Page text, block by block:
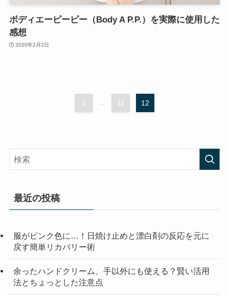
ボディエーピーピー（Body A P.P.）を実際に使用した
感想
2020年2月2日
1 ... 11 12
最近の投稿
服がピンク色に…！日焼け止めと漂白剤の反応を元に
戻す簡単リカバリー術
余ったハンドクリーム、手以外にも使える？賢い活用
法とちょっとした注意点